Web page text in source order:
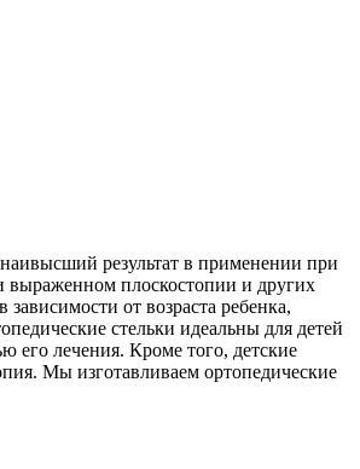
результат в применении при
выраженном плоскостопии и других
от возраста ребенка,
стельки идеальны для детей
его лечения. Кроме того, детские
Мы изготавливаем ортопедические